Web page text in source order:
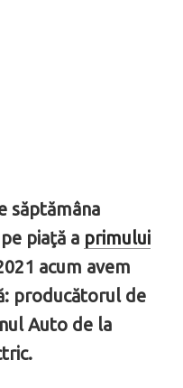
săptămâna
piaţă a primului
acum avem
producătorul de
Auto de la